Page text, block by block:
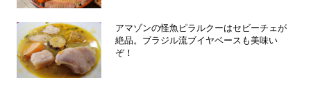
アマゾンの怪魚ピラルクーはセビーチェが
絶品。ブラジル流ブイヤベースも美味い
ぞ！